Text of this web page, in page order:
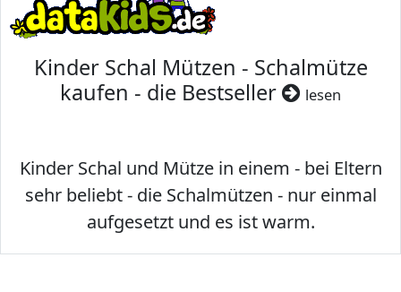
Kinder Schal Mützen - Schalmütze
kaufen - die Bestseller
lesen
Kinder Schal und Mütze in einem - bei Eltern
sehr beliebt - die Schalmützen - nur einmal
aufgesetzt und es ist warm.